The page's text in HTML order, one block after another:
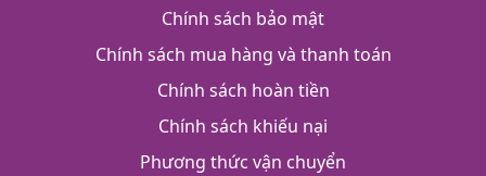
Chính sách bảo mật
Chính sách mua hàng và thanh toán
Chính sách hoàn tiền
Chính sách khiếu nại
Phương thức vận chuyển